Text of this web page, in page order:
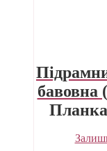
бавовна